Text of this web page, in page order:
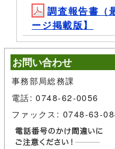
調査報告書（
ージ掲載版】
お問い合わせ
事務部局総務課
電話: 0748-62-0056
ファックス: 0748-63-